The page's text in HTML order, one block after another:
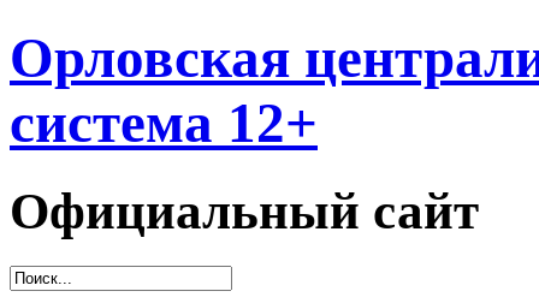
Орловская
система 12+
Официальный сайт